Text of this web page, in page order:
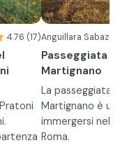
4.76 (17)Anguillara Sabazia
Passeggiata a
Martignano
La passeggiata
Martignano è
immergersi
Roma.